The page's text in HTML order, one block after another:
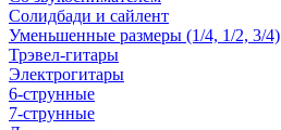
Солидбади и сайлент
Уменьшенные размеры (1/4, 1/2, 3/4)
Трэвел-гитары
Электрогитары
6-струнные
7-струнные